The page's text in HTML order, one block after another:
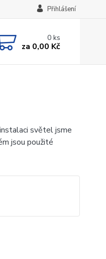
Přihlášení
0ks
za 0,00 Kč
světel jsme
jsou použité